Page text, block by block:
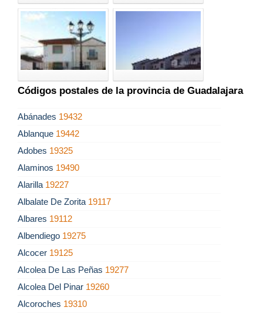
Códigos postales de la provincia de Guadalajara
Abánades 19432
Ablanque 19442
Adobes 19325
Alaminos 19490
Alarilla 19227
Albalate De Zorita 19117
Albares 19112
Albendiego 19275
Alcocer 19125
Alcolea De Las Peñas 19277
Alcolea Del Pinar 19260
Alcoroches 19310